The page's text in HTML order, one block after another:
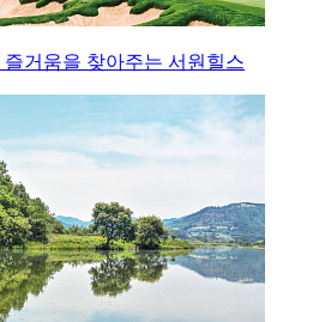
즐거움을 찾아주는 서원힐스